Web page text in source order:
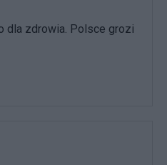
dla zdrowia. Polsce grozi